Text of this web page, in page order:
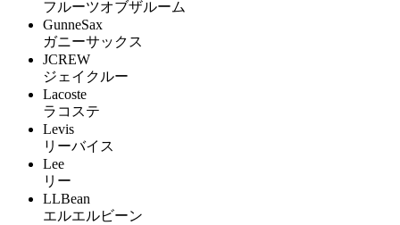
フルーツオブザルーム
GunneSax
ガニーサックス
JCREW
ジェイクルー
Lacoste
ラコステ
Levis
リーバイス
Lee
リー
LLBean
エルエルビーン